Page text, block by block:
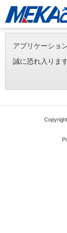
アプリケーショ
誠に恐れ入りま